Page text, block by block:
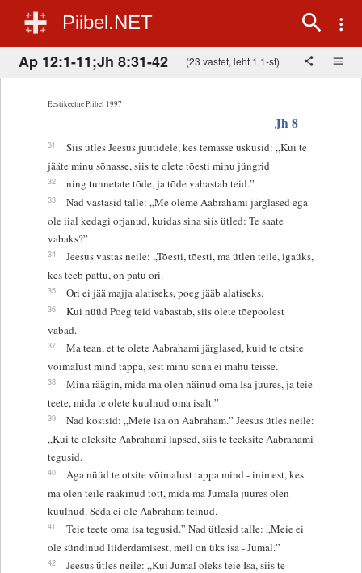
Piibel.NET
Ap 12:1-11;Jh 8:31-42 (23 vastet, leht 1 1-st)
Eestikeelne Piibel 1997
Jh 8
31
Siis ütles Jeesus juutidele, kes temasse uskusid: „Kui te
jääte minu sõnasse, siis te olete tõesti minu jüngrid
32 ning tunnetate tõde, ja tõde vabastab teid.”
33
Nad vastasid talle: „Me oleme Aabrahami järglased ega
ole iial kedagi orjanud, kuidas sina siis ütled: Te saate
vabaks?”
34
Jeesus vastas neile: „Tõesti, tõesti, ma ütlen teile, igaüks,
kes teeb pattu, on patu ori.
35 Ori ei jää majja alatiseks, poeg jääb alatiseks.
36
Kui nüüd Poeg teid vabastab, siis olete tõepoolest
vabad.
37
Ma tean, et te olete Aabrahami järglased, kuid te otsite
võimalust mind tappa, sest minu sõna ei mahu teisse.
38
Mina räägin, mida ma olen näinud oma Isa juures, ja teie
teete, mida te olete kuulnud oma isalt.”
39
Nad kostsid: „Meie isa on Aabraham.” Jeesus ütles neile:
„Kui te oleksite Aabrahami lapsed, siis te teeksite Aabrahami
tegusid.
40
Aga nüüd te otsite võimalust tappa mind - inimest, kes
ma olen teile rääkinud tõtt, mida ma Jumala juures olen
kuulnud. Seda ei ole Aabraham teinud.
41
Teie teete oma isa tegusid.” Nad ütlesid talle: „Meie ei
ole sündinud liiderdamisest, meil on üks isa - Jumal.”
42
Jeesus ütles neile: „Kui Jumal oleks teie Isa, siis te